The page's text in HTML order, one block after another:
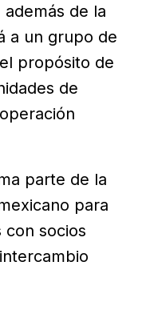
de la
a un grupo de
propósito de
de
parte de la
para
con socios